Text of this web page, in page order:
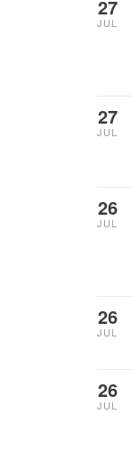
27
JUL
27
JUL
26
JUL
26
JUL
26
JUL